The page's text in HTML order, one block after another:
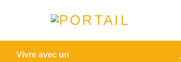
Vivre avec un